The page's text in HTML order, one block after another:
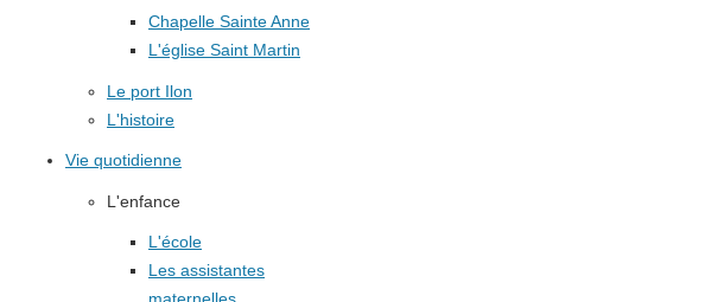
Chapelle Sainte Anne
L'église Saint Martin
Le port Ilon
L'histoire
Vie quotidienne
L'enfance
L'école
Les assistantes